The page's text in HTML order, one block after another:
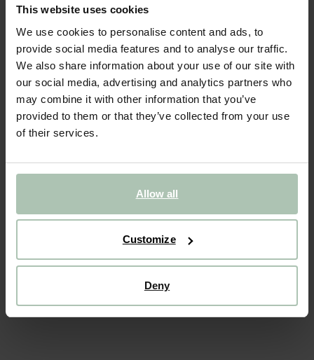
This website uses cookies
We use cookies to personalise content and ads, to
provide social media features and to analyse our traffic.
We also share information about your use of our site with
our social media, advertising and analytics partners who
may combine it with other information that you’ve
provided to them or that they’ve collected from your use
of their services.
Allow all
Customize
Deny
VOIR LE STOCK EN MAGASIN
Livraison gratuite en magasin
Payer après coup
Livraison rapide
longues, un col rond et une coupe décontractée. Le pull est
60% coton, 40% acrylique.
DÉTAILS DU PRODUIT